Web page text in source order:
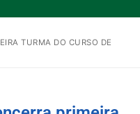
TURMA DO CURSO DE